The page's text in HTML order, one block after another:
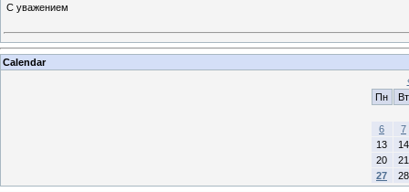
С уважением
Calendar
Пн
Вт
6
7
13
14
20
21
27
28